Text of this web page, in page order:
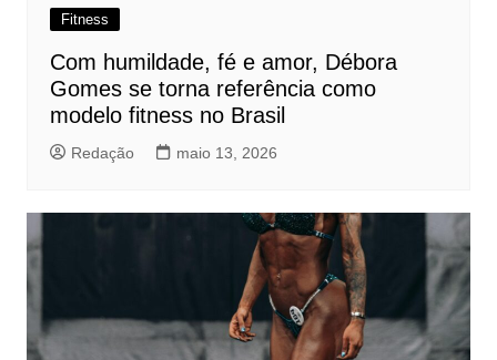
Fitness
Com humildade, fé e amor, Débora
Gomes se torna referência como
modelo fitness no Brasil
Redação maio 13, 2026